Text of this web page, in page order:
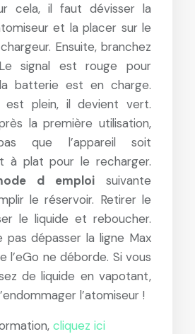
cela, il faut dévisser la
et la placer sur le
Ensuite, branchez
Le signal est rouge pour
batterie est en charge.
est plein, il devient vert.
la première utilisation,
que l’appareil soit
à plat pour le recharger.
d emploi suivante
le réservoir. Retirer le
le liquide et reboucher.
dépasser la ligne Max
l’eGo ne déborde. Si vous
de liquide en vapotant,
l’atomiseur !
cliquez ici